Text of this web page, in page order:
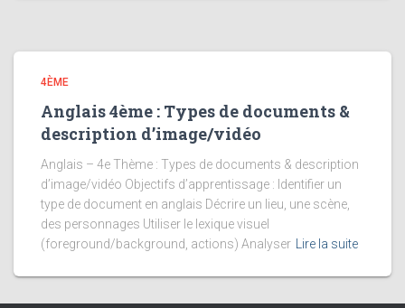
4ÈME
Anglais 4ème : Types de documents &
description d’image/vidéo
Anglais – 4e Thème : Types de documents & description
d’image/vidéo Objectifs d’apprentissage : Identifier un
type de document en anglais Décrire un lieu, une scène,
des personnages Utiliser le lexique visuel
(foreground/background, actions) Analyser Lire la suite